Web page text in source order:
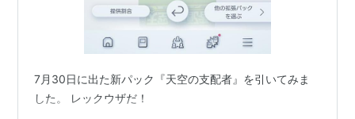
7月30日に出た新パック『天空の支配者』を引いてみま
した。 レックウザだ！